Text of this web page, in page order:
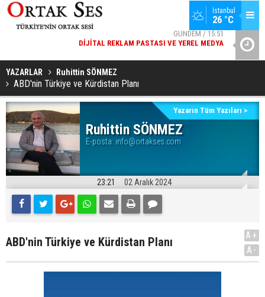
İstanbul
26 °C
GÜNDEM / 15:51
DIJITAL REKLAM PASTASI VE YEREL MEDYA
SPOR / 14:20
GENÇLERBIRLIĞI SPOR KULÜBÜNDEN AÇIKLAMA GELDI
YAZARLAR Ruhittin SÖNMEZ
ABD'nin Türkiye ve Kürdistan Planı
Ruhittin SÖNMEZ
E-posta: info@ortakses.com
Yazarın Tüm Yazıları >
23:21 02 Aralık 2024
ABD'nin Türkiye ve Kürdistan Planı
A+
A-